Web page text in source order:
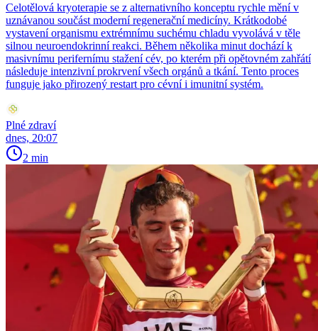
Celotělová kryoterapie se z alternativního konceptu rychle mění v
uznávanou součást moderní regenerační medicíny. Krátkodobé
vystavení organismu extrémnímu suchému chladu vyvolává v těle
silnou neuroendokrinní reakci. Během několika minut dochází k
masivnímu perifernímu stažení cév, po kterém při opětovném zahřátí
následuje intenzivní prokrvení všech orgánů a tkání. Tento proces
funguje jako přirozený restart pro cévní i imunitní systém.
Plné zdraví
dnes, 20:07
2 min